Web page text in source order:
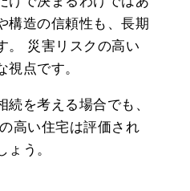
構造の信頼性も、長期
。 災害リスクの高い
視点です。
を考える場合でも、
高い住宅は評価され
ょう。